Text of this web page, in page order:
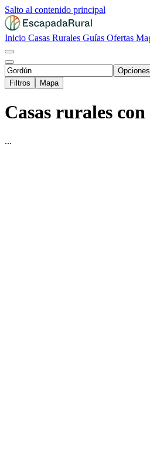
Salto al contenido principal
Inicio Casas Rurales Guías Ofertas
Filtros
Mapa
Casas rurales
...